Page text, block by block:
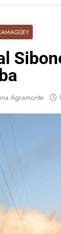
Agramonte